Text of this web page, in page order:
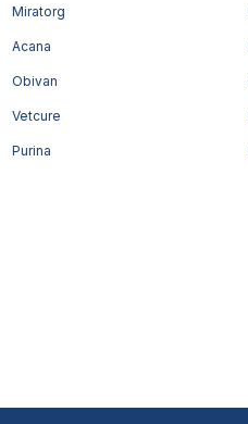
Miratorg
Acana
Obivan
Vetcure
Purina